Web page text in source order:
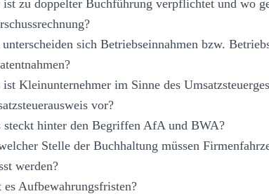
ist zu doppelter Buchführung verpflichtet und wo
sich Betriebseinnahmen bzw.
ist Kleinunternehmer im Sinne des
vor?
steckt hinter den Begriffen AfA und BWA?
Stelle der Buchhaltung müssen
werden?
es Aufbewahrungsfristen?